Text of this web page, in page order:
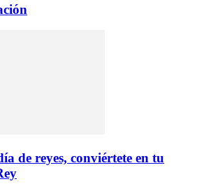
de reyes, conviértete en tu